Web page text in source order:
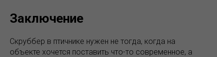
Заключение
Скруббер в птичнике нужен не тогда, когда на
объекте хочется поставить что-то современное, а